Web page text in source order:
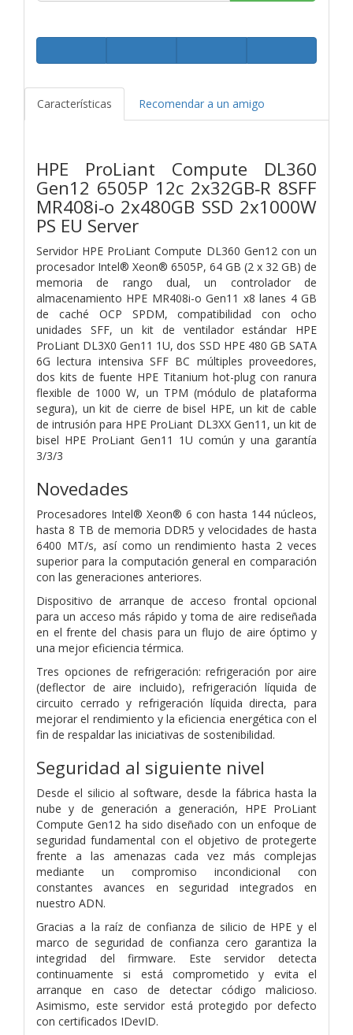
Características Recomendar a un amigo
HPE ProLiant Compute DL360
Gen12 6505P 12c 2x32GB‑R 8SFF
MR408i‑o 2x480GB SSD 2x1000W
PS EU Server
Servidor HPE ProLiant Compute DL360 Gen12 con un
procesador Intel® Xeon® 6505P, 64 GB (2 x 32 GB) de
memoria de rango dual, un controlador de
almacenamiento HPE MR408i-o Gen11 x8 lanes 4 GB
de caché OCP SPDM, compatibilidad con ocho
unidades SFF, un kit de ventilador estándar HPE
ProLiant DL3X0 Gen11 1U, dos SSD HPE 480 GB SATA
6G lectura intensiva SFF BC múltiples proveedores,
dos kits de fuente HPE Titanium hot-plug con ranura
flexible de 1000 W, un TPM (módulo de plataforma
segura), un kit de cierre de bisel HPE, un kit de cable
de intrusión para HPE ProLiant DL3XX Gen11, un kit de
bisel HPE ProLiant Gen11 1U común y una garantía
3/3/3
Novedades
Procesadores Intel® Xeon® 6 con hasta 144 núcleos,
hasta 8 TB de memoria DDR5 y velocidades de hasta
6400 MT/s, así como un rendimiento hasta 2 veces
superior para la computación general en comparación
con las generaciones anteriores.
Dispositivo de arranque de acceso frontal opcional
para un acceso más rápido y toma de aire rediseñada
en el frente del chasis para un flujo de aire óptimo y
una mejor eficiencia térmica.
Tres opciones de refrigeración: refrigeración por aire
(deflector de aire incluido), refrigeración líquida de
circuito cerrado y refrigeración líquida directa, para
mejorar el rendimiento y la eficiencia energética con el
fin de respaldar las iniciativas de sostenibilidad.
Seguridad al siguiente nivel
Desde el silicio al software, desde la fábrica hasta la
nube y de generación a generación, HPE ProLiant
Compute Gen12 ha sido diseñado con un enfoque de
seguridad fundamental con el objetivo de protegerte
frente a las amenazas cada vez más complejas
mediante un compromiso incondicional con
constantes avances en seguridad integrados en
nuestro ADN.
Gracias a la raíz de confianza de silicio de HPE y el
marco de seguridad de confianza cero garantiza la
integridad del firmware. Este servidor detecta
continuamente si está comprometido y evita el
arranque en caso de detectar código malicioso.
Asimismo, este servidor está protegido por defecto
con certificados IDevID.